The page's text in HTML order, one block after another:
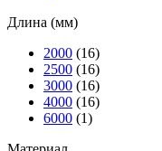
Длина (мм)
2000 (16)
2500 (16)
3000 (16)
4000 (16)
6000 (1)